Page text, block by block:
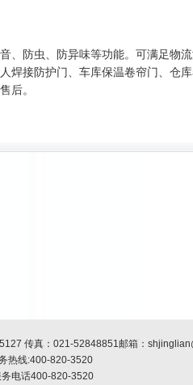
、防虫、防异味等功能。可满足物流
焊接防护门、车库保温卷帘门、仓
后。
传真： 021-52848851邮箱：
热线:400-820-3520
话400-820-3520